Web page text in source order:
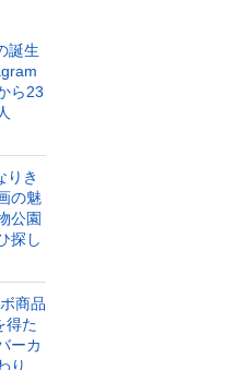
誕生
ら23
りき
の魅
公園
探し
商品
得た
ーカ
り